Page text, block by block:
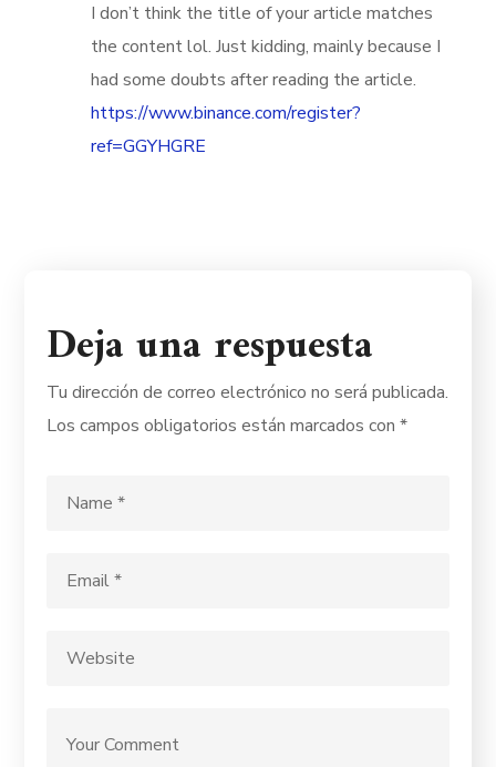
I don’t think the title of your article matches
the content lol. Just kidding, mainly because I
had some doubts after reading the article.
https://www.binance.com/register?
ref=GGYHGRE
Deja una respuesta
Tu dirección de correo electrónico no será publicada.
Los campos obligatorios están marcados con*